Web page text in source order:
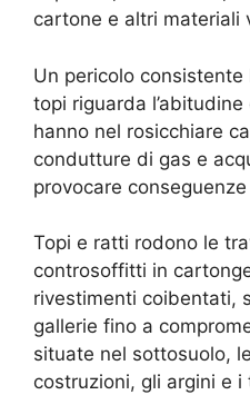
cartone e altri materiali
Un pericolo
topi riguarda
hanno nel rosicchiare
condutture di gas e
provocare
Topi e ratti rodono le
controsoffitti in
rivestimenti coibentati,
gallerie fino a
situate nel sottosuolo,
costruzioni, gli argini e i